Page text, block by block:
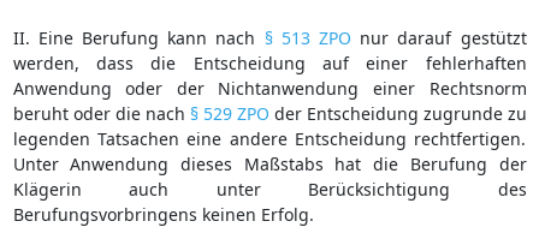
II. Eine Berufung kann nach § 513 ZPO nur darauf gestützt
werden, dass die Entscheidung auf einer fehlerhaften
Anwendung oder der Nichtanwendung einer Rechtsnorm
beruht oder die nach § 529 ZPO der Entscheidung zugrunde zu
legenden Tatsachen eine andere Entscheidung rechtfertigen.
Unter Anwendung dieses Maßstabs hat die Berufung der
Klägerin auch unter Berücksichtigung des
Berufungsvorbringens keinen Erfolg.